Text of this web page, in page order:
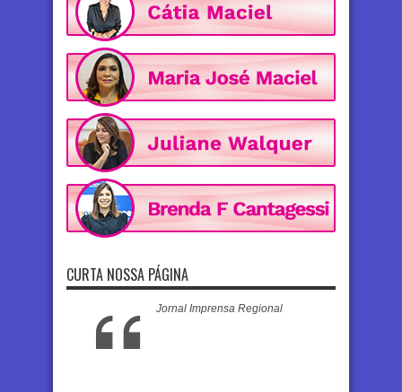
CURTA NOSSA PÁGINA
Jornal Imprensa Regional